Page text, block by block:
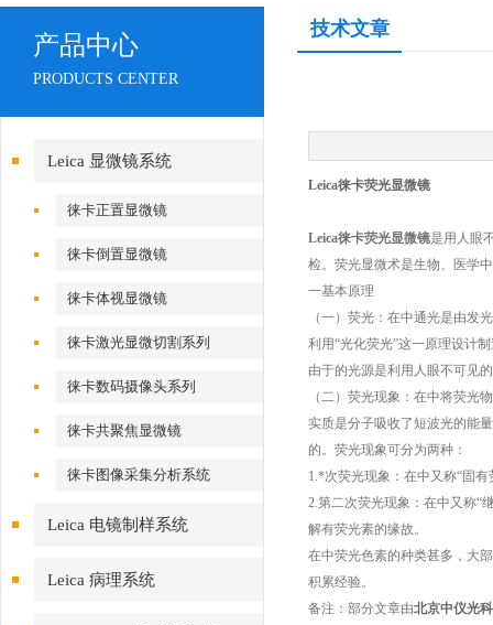
产品中心
PRODUCTS CENTER
Leica 显微镜系统
徕卡正置显微镜
徕卡倒置显微镜
徕卡体视显微镜
徕卡激光显微切割系列
徕卡数码摄像头系列
徕卡共聚焦显微镜
徕卡图像采集分析系统
Leica 电镜制样系统
Leica 病理系统
技术文章
Leica徕卡荧光显微镜
Leica徕卡荧光显微镜是用人眼
检。荧光显微术是生物、医学
一基本原理
（一）荧光：在中通光是由发
利用“光化荧光”这一原理设计
由于的光源是利用人眼不可见
（二）荧光现象：在中将荧光
实质是分子吸收了短波光的能
的。荧光现象可分为两种：
1.*次荧光现象：在中又称“固
2.第二次荧光现象：在中又称“
解有荧光素的缘故。
在中荧光色素的种类甚多，大
积累经验。
备注： 部分文章由北京中仪光